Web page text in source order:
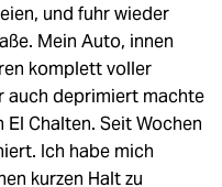
und fuhr wieder
Mein Auto, innen
komplett voller
auch deprimiert machte
Chalten. Seit Wochen
Ich habe mich
kurzen Halt zu